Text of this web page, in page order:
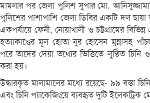
মামলার পর জেলা পুলিশ সুপার মো.
পুলিশের পাশাপাশি জেলা ডিবির একটি দল
একপর্যায়ে ফেনী, নোয়াখালী ও চট্টগ্রামের
হত্যাকাণ্ডের মূল হোতা নুর হোসেন মুন্নাসহ
পরে তাদের দেয়া তথ্যের ভিত্তিতে লুণ্ঠিত
করা হয়।
উদ্ধারকৃত মালামালের মধ্যে রয়েছে- ৯৯ বস্তা
এবং চিনি প্যাকেজিংয়ে ব্যবহৃত দুটি ইলেকট্রিক